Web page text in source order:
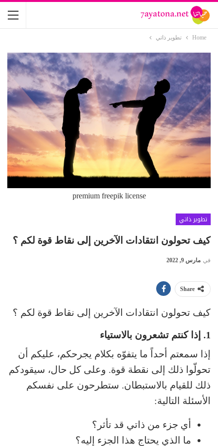
Home تطوير ذاتي
premium freepik license
تطوير ذاتي
كيف تحولون انتقادات الآخرين إلى نقاط قوة لكم ؟
في مارس 9, 2022
Share
كيف تحولون انتقادات الآخرين إلى نقاط قوة لكم ؟
1. إذا كنتم تشعرون بالاستياء
إذا سمعتم أحداً ما يتفوّه بكلام يجرحكم، عليكم أن
تحولّوا ذلك إلى نقطة قوة. وعلى كل حال، سيقودكم
ذلك للقيام بالاستبطان. ستطرحون على نفسكم
الأسئلة التالية:
أي جزء من ذاتي قد تأثر؟
ما الذي يحتاج هذا الجزء إليه؟